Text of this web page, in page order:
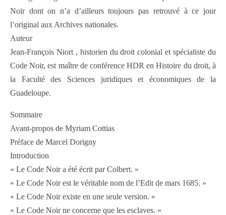
Noir dont on n’a d’ailleurs toujours pas retrouvé à ce jour
l’original aux Archives nationales.
Auteur
Jean-François Niort , historien du droit colonial et spécialiste du
Code Noir, est maître de conférence HDR en Histoire du droit, à
la Faculté des Sciences juridiques et économiques de la
Guadeloupe.
Sommaire
Avant-propos de Myriam Cottias
Préface de Marcel Dorigny
Introduction
« Le Code Noir a été écrit par Colbert. »
« Le Code Noir est le véritable nom de l’Edit de mars 1685. »
« Le Code Noir existe en une seule version. »
« Le Code Noir ne concerne que les esclaves. »